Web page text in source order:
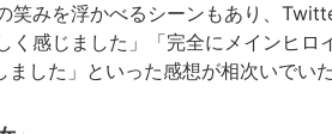
笑みを浮かべるシーンもあり、
く感じました」「完全にメインヒロ
した」といった感想が相次いでいた